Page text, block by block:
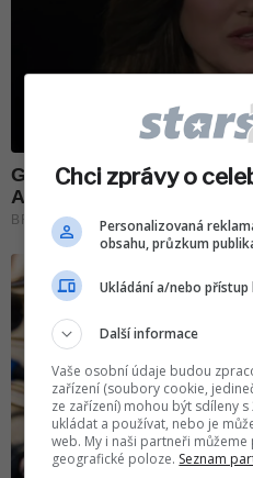
Chci zprávy o
Personalizovaná
obsahu, průzkum
Ukládání a/nebo
Další informace
Vaše osobní údaje budou
zařízení (soubory cookie,
ze zařízení) mohou být sdíleny
ukládat a používat, nebo je
web. My i naši partneři
geografické poloze. Seznam